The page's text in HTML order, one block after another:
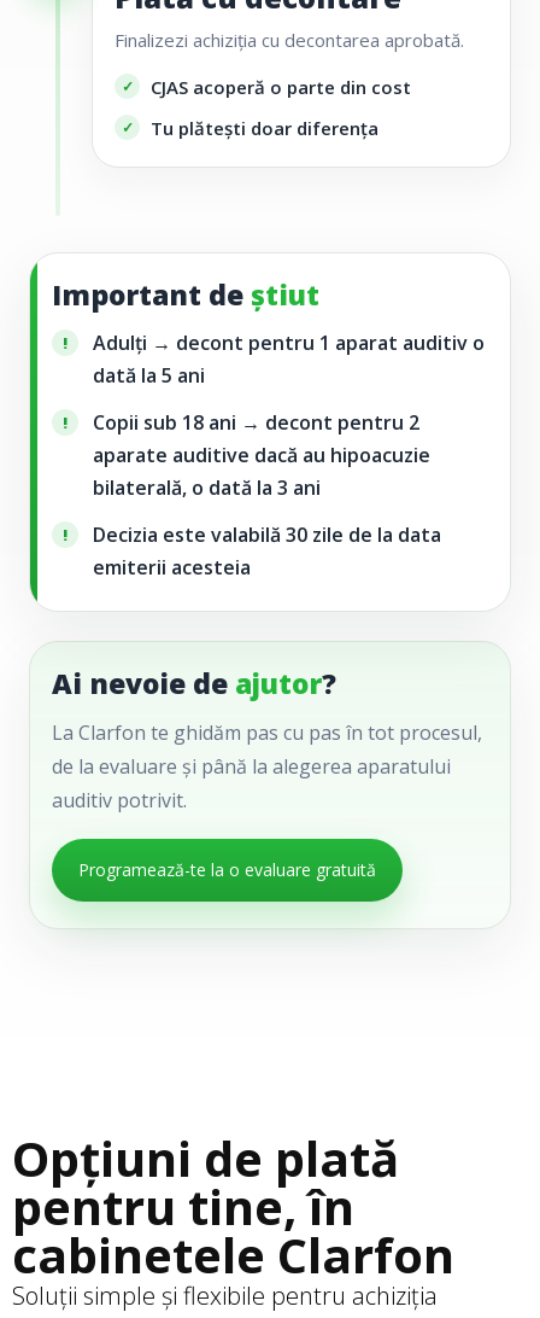
Finalizezi achiziția cu decontarea aprobată.
CJAS acoperă o parte din cost
Tu plătești doar diferența
Important de știut
Adulți → decont pentru 1 aparat auditiv o
dată la 5 ani
Copii sub 18 ani → decont pentru 2
aparate auditive dacă au hipoacuzie
bilaterală, o dată la 3 ani
Decizia este valabilă 30 zile de la data
emiterii acesteia
Ai nevoie de ajutor?
La Clarfon te ghidăm pas cu pas în tot procesul,
de la evaluare și până la alegerea aparatului
auditiv potrivit.
Programează-te la o evaluare gratuită
Opțiuni de plată
pentru tine, în
cabinetele Clarfon
Soluții simple și flexibile pentru achiziția